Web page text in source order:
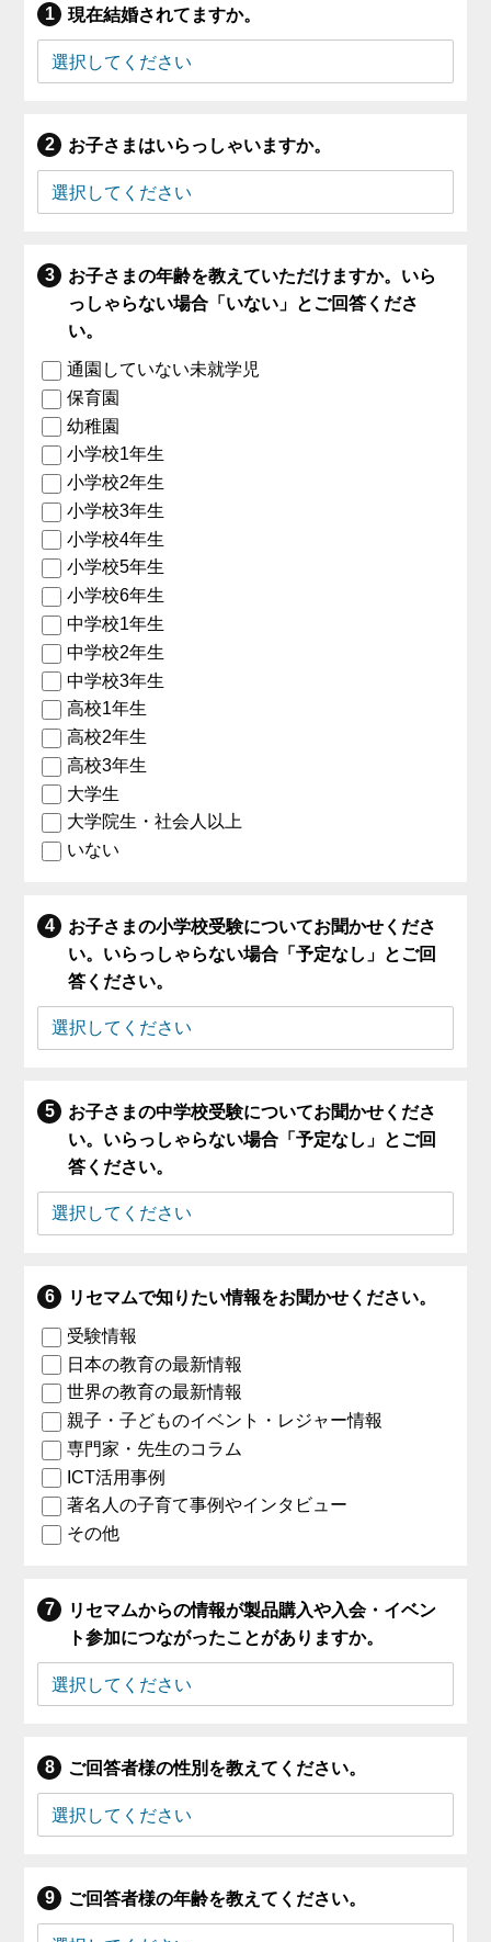
現在結婚されてますか。
お子さまはいらっしゃいますか。
お子さまの年齢を教えていただけますか。いら
っしゃらない場合「いない」とご回答くださ
い。
通園していない未就学児
保育園
幼稚園
小学校1年生
小学校2年生
小学校3年生
小学校4年生
小学校5年生
小学校6年生
中学校1年生
中学校2年生
中学校3年生
高校1年生
高校2年生
高校3年生
大学生
大学院生・社会人以上
いない
お子さまの小学校受験についてお聞かせくださ
い。いらっしゃらない場合「予定なし」とご回
答ください。
お子さまの中学校受験についてお聞かせくださ
い。いらっしゃらない場合「予定なし」とご回
答ください。
リセマムで知りたい情報をお聞かせください。
受験情報
日本の教育の最新情報
世界の教育の最新情報
親子・子どものイベント・レジャー情報
専門家・先生のコラム
ICT活用事例
著名人の子育て事例やインタビュー
その他
リセマムからの情報が製品購入や入会・イベン
ト参加につながったことがありますか。
ご回答者様の性別を教えてください。
ご回答者様の年齢を教えてください。